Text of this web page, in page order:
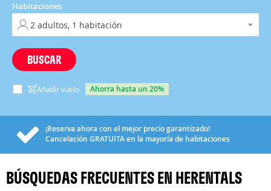
Habitaciones
BUSCAR
Añadir vuelo ahorra hasta un 20%
¡Reserva ahora con el mejor precio garantizado!
Cancelación GRATUITAen la mayoría de habitaciones
BÚSQUEDAS FRECUENTES EN HERENTALS